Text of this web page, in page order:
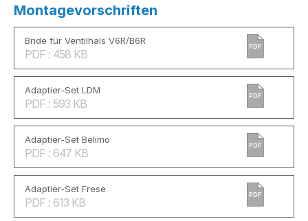
Montagevorschriften
Bride für Ventilhals V6R/B6R
PDF : 458 KB
PDF
Adaptier-Set LDM
PDF : 593 KB
PDF
Adaptier-Set Belimo
PDF : 647 KB
PDF
Adaptier-Set Frese
PDF : 613 KB
PDF